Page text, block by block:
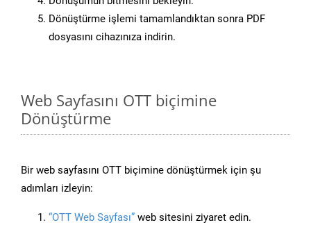
Dönüştürme işlemi tamamlandıktan sonra PDF
dosyasını cihazınıza indirin.
Web Sayfasını OTT biçimine
Dönüştürme
Bir web sayfasını OTT biçimine dönüştürmek için şu
adımları izleyin:
“OTT Web Sayfası” web sitesini ziyaret edin.